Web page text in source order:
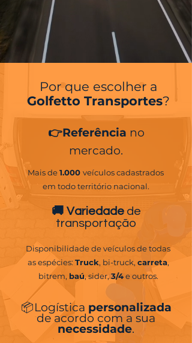
Por que escolher a
Golfetto Transportes?
👉 Referência no
mercado.
Mais de1.000 veículos cadastrados
em todo território nacional.
🚚 Variedade de
transportação
Disponibilidade de veículos de todas
as espécies: Truck, bi-truck, carreta,
bitrem, baú, sider, 3/4e outros.
📦 Logística personalizada
de acordo com a sua
necessidade.